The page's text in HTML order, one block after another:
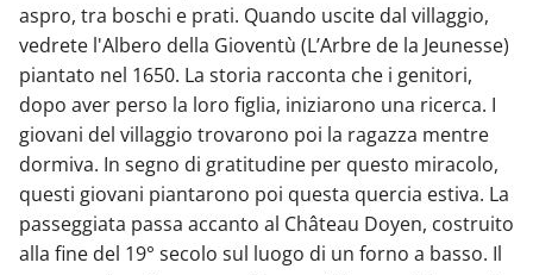
aspro, tra boschi e prati. Quando uscite dal villaggio,
vedrete l'Albero della Gioventù (L’Arbre de la Jeunesse)
piantato nel 1650. La storia racconta che i genitori,
dopo aver perso la loro figlia, iniziarono una ricerca. I
giovani del villaggio trovarono poi la ragazza mentre
dormiva. In segno di gratitudine per questo miracolo,
questi giovani piantarono poi questa quercia estiva. La
passeggiata passa accanto al Château Doyen, costruito
alla fine del 19° secolo sul luogo di un forno a basso. Il